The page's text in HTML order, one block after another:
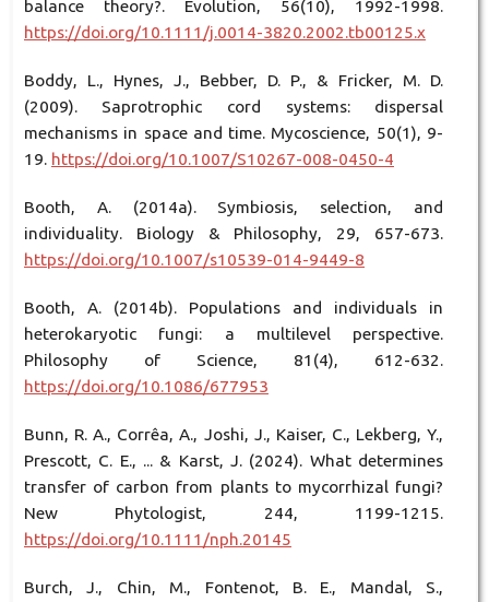
balance theory?. Evolution, 56(10), 1992-1998.
https://doi.org/10.1111/j.0014-3820.2002.tb00125.x
Boddy, L., Hynes, J., Bebber, D. P., & Fricker, M. D.
(2009). Saprotrophic cord systems: dispersal
mechanisms in space and time. Mycoscience, 50(1), 9-
19. https://doi.org/10.1007/S10267-008-0450-4
Booth, A. (2014a). Symbiosis, selection, and
individuality. Biology & Philosophy, 29, 657-673.
https://doi.org/10.1007/s10539-014-9449-8
Booth, A. (2014b). Populations and individuals in
heterokaryotic fungi: a multilevel perspective.
Philosophy of Science, 81(4), 612-632.
https://doi.org/10.1086/677953
Bunn, R. A., Corrêa, A., Joshi, J., Kaiser, C., Lekberg, Y.,
Prescott, C. E., ... & Karst, J. (2024). What determines
transfer of carbon from plants to mycorrhizal fungi?
New Phytologist, 244, 1199-1215.
https://doi.org/10.1111/nph.20145
Burch, J., Chin, M., Fontenot, B. E., Mandal, S.,